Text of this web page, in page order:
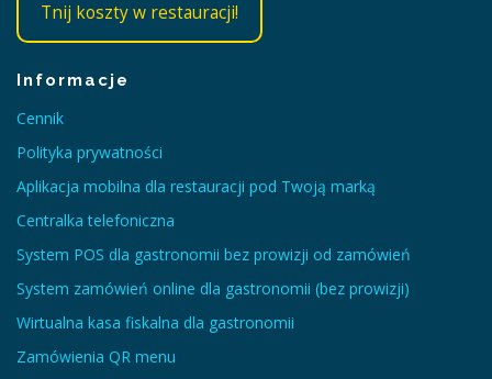
Tnij koszty w restauracji!
Informacje
Cennik
Polityka prywatności
Aplikacja mobilna dla restauracji pod Twoją marką
Centralka telefoniczna
System POS dla gastronomii bez prowizji od zamówień
System zamówień online dla gastronomii (bez prowizji)
Wirtualna kasa fiskalna dla gastronomii
Zamówienia QR menu